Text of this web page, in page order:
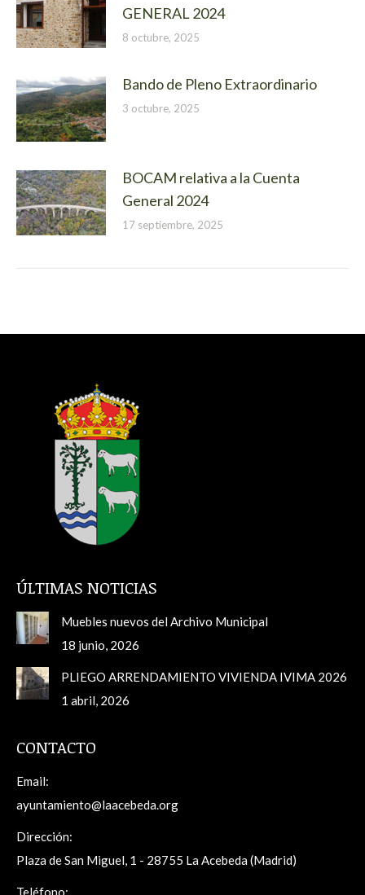
GENERAL 2024
8 octubre, 2025
Bando de Pleno Extraordinario
3 octubre, 2025
BOCAM relativa a la Cuenta
General 2024
17 septiembre, 2025
ÚLTIMAS NOTICIAS
Muebles nuevos del Archivo Municipal
18 junio, 2026
PLIEGO ARRENDAMIENTO VIVIENDA IVIMA 2026
1 abril, 2026
CONTACTO
Email:
ayuntamiento@laacebeda.org
Dirección:
Plaza de San Miguel, 1 - 28755 La Acebeda (Madrid)
Teléfono: